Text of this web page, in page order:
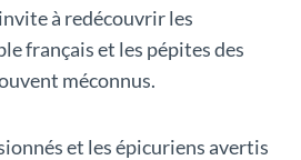
à redécouvrir les
français et les pépites des
méconnus.
et les épicuriens avertis